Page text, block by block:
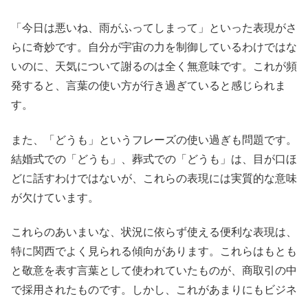
「今日は悪いね、雨がふってしまって」といった表現がさ
らに奇妙です。自分が宇宙の力を制御しているわけではな
いのに、天気について謝るのは全く無意味です。これが頻
発すると、言葉の使い方が行き過ぎていると感じられま
す。
また、「どうも」というフレーズの使い過ぎも問題です。
結婚式での「どうも」、葬式での「どうも」は、目が口ほ
どに話すわけではないが、これらの表現には実質的な意味
が欠けています。
これらのあいまいな、状況に依らず使える便利な表現は、
特に関西でよく見られる傾向があります。これらはもとも
と敬意を表す言葉として使われていたものが、商取引の中
で採用されたものです。しかし、これがあまりにもビジネ